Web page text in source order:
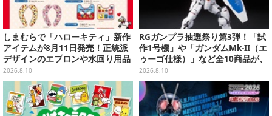
しまむらで「ハローキティ」新作
アイテムが8月11日発売！正統派
デザインのエプロンや水回り用品
など
2026.8.10
RGガンプラ抽選祭り第3弾！「試
作1号機」や「ガンダムMk-II（エ
ゥーゴ仕様）」など全10商品が、
プレバンで8月17日15時まで受付
実施
2026.8.10